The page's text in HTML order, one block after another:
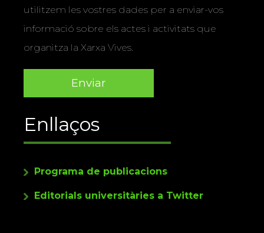
utilitzem les vostres dades per a enviar-vos
informació sobre els actes i activitats que
organitza la Xarxa Vives.
Enllaços
Programa de publicacions
Editorials universitàries a Twitter